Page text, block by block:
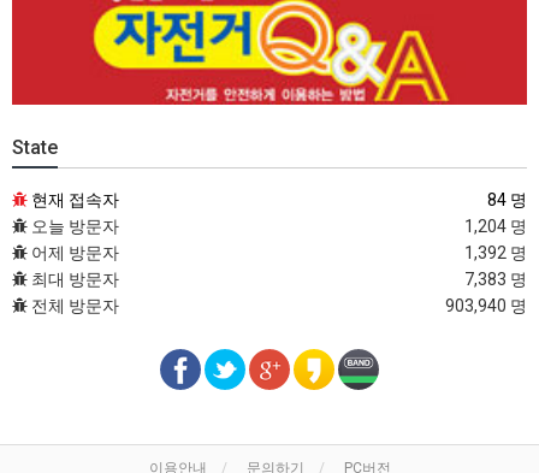
State
현재 접속자
84 명
오늘 방문자
1,204 명
어제 방문자
1,392 명
최대 방문자
7,383 명
전체 방문자
903,940 명
이용안내 문의하기 PC버전